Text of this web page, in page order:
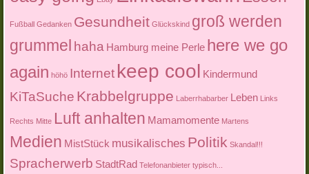
Fußball Gedanken Gesundheit Glückskind groß werden
grummel haha Hamburg meine Perle here we go
again höhö Internet keep cool Kindermund
KiTaSuche Krabbelgruppe Laberrhabarber Leben Links
Rechts Mitte Luft anhalten Mamamomente Martens
Medien MistStück musikalisches Politik Skandal!!!
Spracherwerb StadtRad Telefonanbieter typisch...